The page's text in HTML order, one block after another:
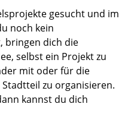
gesucht und im
noch kein
bringen dich die
selbst ein Projekt zu
mit oder für die
zu organisieren.
kannst du dich